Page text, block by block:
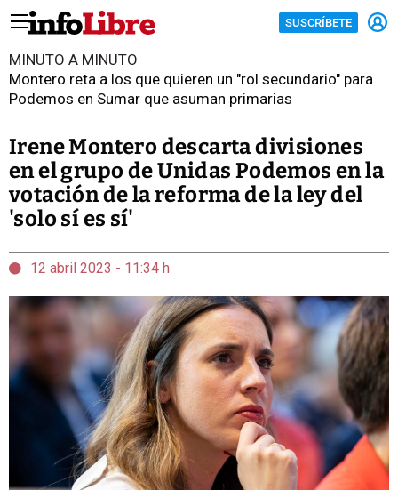
SUSCRÍBETE
MINUTO A MINUTO
Montero reta a los que quieren un "rol secundario" para
Podemos en Sumar que asuman primarias
Irene Montero descarta divisiones
en el grupo de Unidas Podemos en la
votación de la reforma de la ley del
'solo sí es sí'
12 abril 2023 - 11:34 h